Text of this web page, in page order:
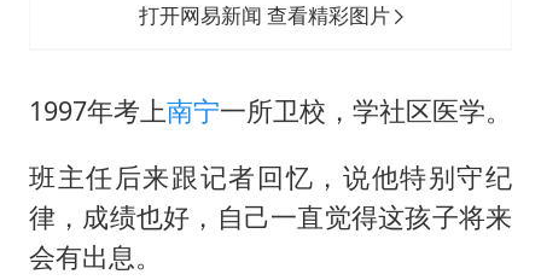
打开网易新闻 查看精彩图片
1997年考上南宁一所卫校，学社区医学。
班主任后来跟记者回忆，说他特别守纪
律，成绩也好，自己一直觉得这孩子将来
会有出息。